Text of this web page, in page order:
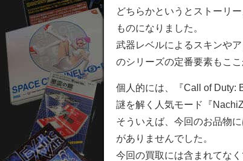
どちらかというとストーリ
ものになりました。
武器レベルによるスキンや
のシリーズの定番要素もここ
個人的には、『Call of Duty:
謎を解く人気モード『
そういえば、今回のお品物
がありませんでした。
今回の買取には含まれてな